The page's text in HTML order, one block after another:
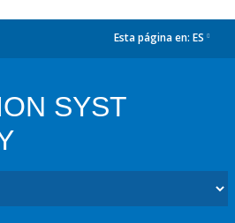
Esta página en: ES
SYST